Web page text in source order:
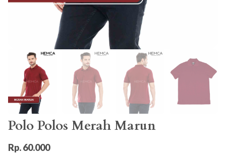
Polo Polos Merah Marun
Rp. 60.000